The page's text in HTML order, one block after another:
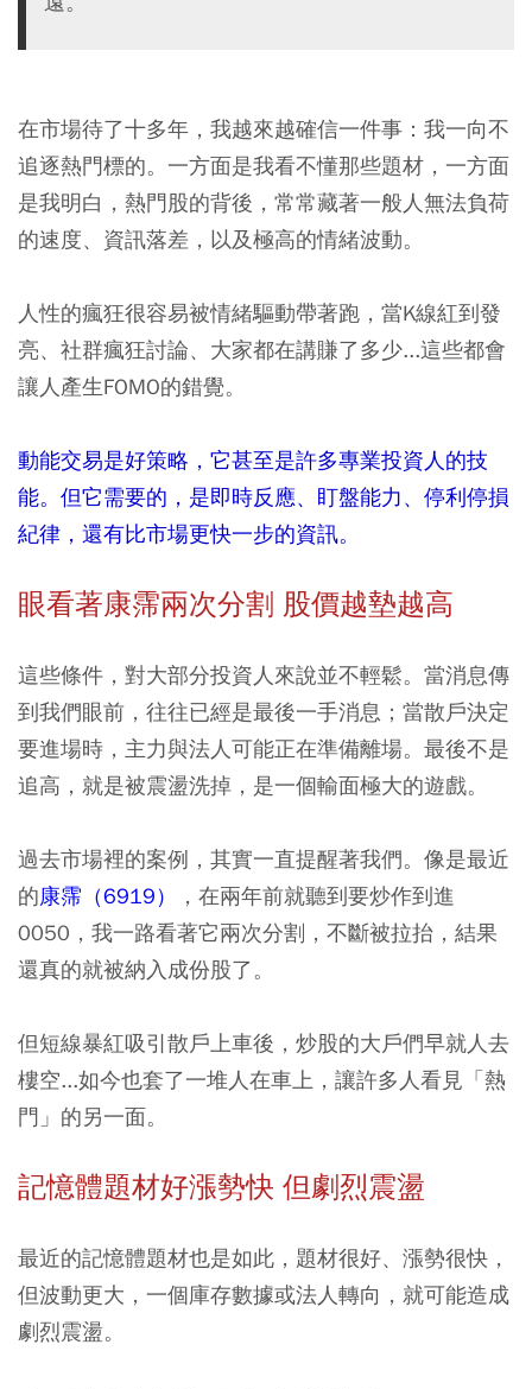
在市場待了十多年，我越來越確信一件事：我一向不
追逐熱門標的。一方面是我看不懂那些題材，一方面
是我明白，熱門股的背後，常常藏著一般人無法負荷
的速度、資訊落差，以及極高的情緒波動。
人性的瘋狂很容易被情緒驅動帶著跑，當K線紅到發
亮、社群瘋狂討論、大家都在講賺了多少...這些都會
讓人產生FOMO的錯覺。
動能交易是好策略，它甚至是許多專業投資人的技
能。但它需要的，是即時反應、盯盤能力、停利停損
紀律，還有比市場更快一步的資訊。
眼看著康霈兩次分割 股價越墊越高
這些條件，對大部分投資人來說並不輕鬆。當消息傳
到我們眼前，往往已經是最後一手消息；當散戶決定
要進場時，主力與法人可能正在準備離場。最後不是
追高，就是被震盪洗掉，是一個輸面極大的遊戲。
過去市場裡的案例，其實一直提醒著我們。像是最近
的康霈（6919）
，在兩年前就聽到要炒作到進
0050，我一路看著它兩次分割，不斷被拉抬，結果
還真的就被納入成份股了。
但短線暴紅吸引散戶上車後，炒股的大戶們早就人去
樓空...如今也套了一堆人在車上，讓許多人看見「熱
門」的另一面。
記憶體題材好漲勢快 但劇烈震盪
最近的記憶體題材也是如此，題材很好、漲勢很快，
但波動更大，一個庫存數據或法人轉向，就可能造成
劇烈震盪。